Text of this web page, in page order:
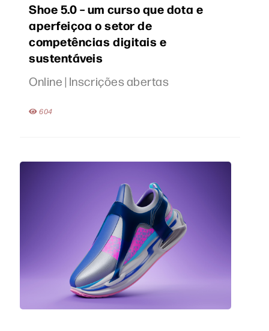
Shoe 5.0 – um curso que dota e
aperfeiçoa o setor de
competências digitais e
sustentáveis
Online | Inscrições abertas
604